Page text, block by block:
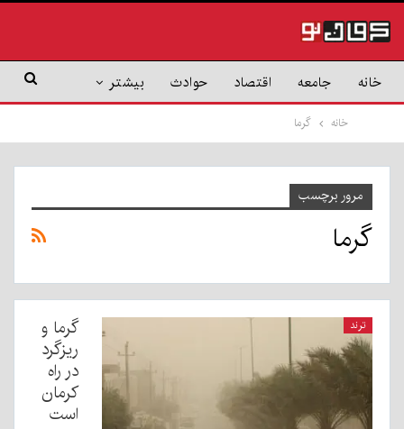
خانه جامعه اقتصاد حوادث بیشتر
خانه گرما
مرور برچسب
گرما
ترند
گرما و
ریزگرد
در راه
کرمان
است